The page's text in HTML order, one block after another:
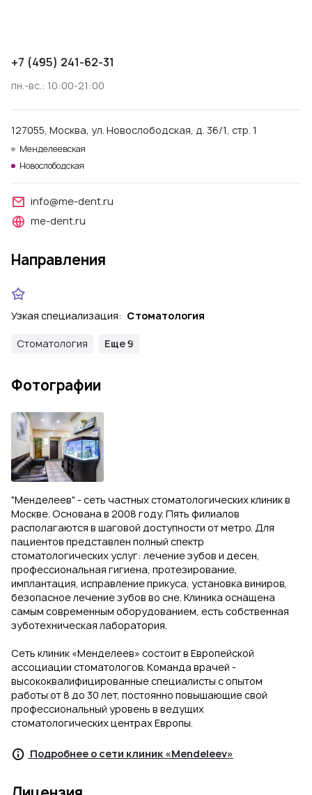
+7 (495) 241-62-31
пн.-вс.: 10:00-21:00
127055, Москва, ул. Новослободская, д. 36/1, стр. 1
Менделеевская
Новослободская
info@me-dent.ru
me-dent.ru
Направления
Узкая специализация: Стоматология
Стоматология Еще 9
Фотографии
"Менделеев" - сеть частных стоматологических клиник в
Москве. Основана в 2008 году. Пять филиалов
располагаются в шаговой доступности от метро. Для
пациентов представлен полный спектр
стоматологических услуг: лечение зубов и десен,
профессиональная гигиена, протезирование,
имплантация, исправление прикуса, установка виниров,
безопасное лечение зубов во сне. Клиника оснащена
самым современным оборудованием, есть собственная
зуботехническая лаборатория.
Сеть клиник «Менделеев» состоит в Европейской
ассоциации стоматологов. Команда врачей -
высококвалифицированные специалисты с опытом
работы от 8 до 30 лет, постоянно повышающие свой
профессиональный уровень в ведущих
стоматологических центрах Европы.
Подробнее о сети клиник «Mendeleev»